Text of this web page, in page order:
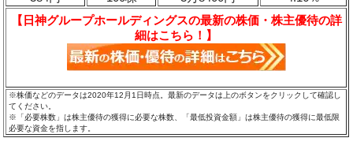
【日神グループホールディングスの最新の株価・株主優待の詳
細はこちら！】
※株価などのデータは2020年12月1日時点。最新のデータは上のボタンをクリックして確認し
てください。
※「必要株数」は株主優待の獲得に必要な株数、「最低投資金額」は株主優待の獲得に最低限
必要な資金を指します。